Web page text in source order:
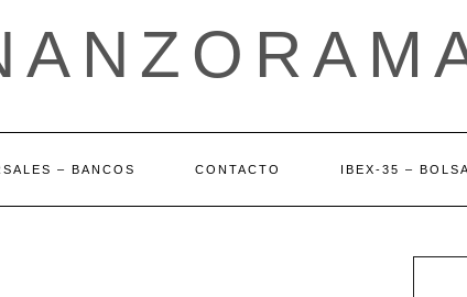
– BANCOS CONTACTO IBEX-35 – BOLSA